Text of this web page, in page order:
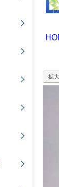
拡